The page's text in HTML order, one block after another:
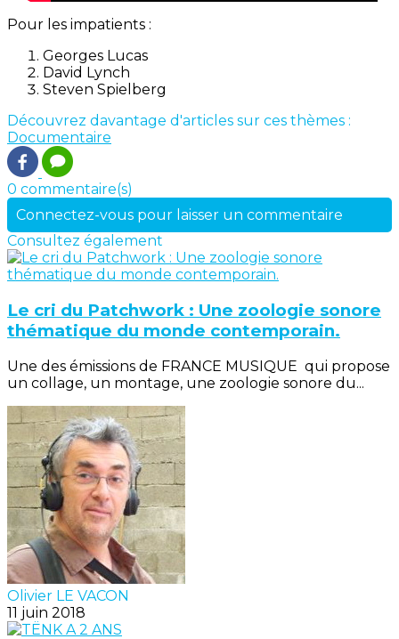
Pour les impatients :
Georges Lucas
David Lynch
Steven Spielberg
Découvrez davantage d'articles sur ces thèmes :
Documentaire
0 commentaire(s)
Connectez-vous pour laisser un commentaire
Consultez également
Le cri du Patchwork : Une zoologie sonore
thématique du monde contemporain.
Une des émissions de FRANCE MUSIQUE qui propose
un collage, un montage, une zoologie sonore du...
Olivier LE VACON
11 juin 2018